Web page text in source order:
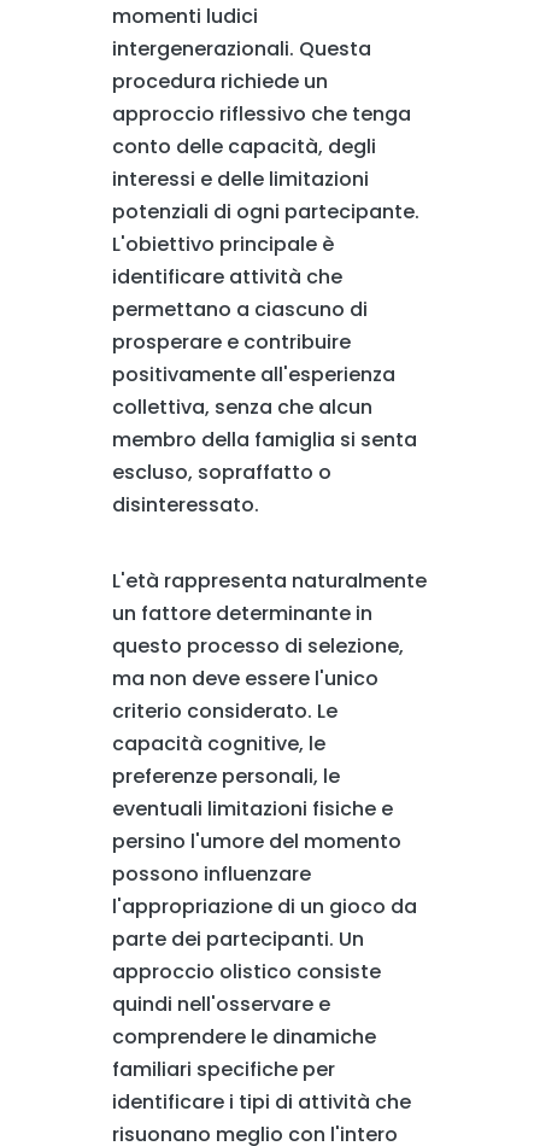
momenti ludici
intergenerazionali. Questa
procedura richiede un
approccio riflessivo che tenga
conto delle capacità, degli
interessi e delle limitazioni
potenziali di ogni partecipante.
L'obiettivo principale è
identificare attività che
permettano a ciascuno di
prosperare e contribuire
positivamente all'esperienza
collettiva, senza che alcun
membro della famiglia si senta
escluso, sopraffatto o
disinteressato.
L'età rappresenta naturalmente
un fattore determinante in
questo processo di selezione,
ma non deve essere l'unico
criterio considerato. Le
capacità cognitive, le
preferenze personali, le
eventuali limitazioni fisiche e
persino l'umore del momento
possono influenzare
l'appropriazione di un gioco da
parte dei partecipanti. Un
approccio olistico consiste
quindi nell'osservare e
comprendere le dinamiche
familiari specifiche per
identificare i tipi di attività che
risuonano meglio con l'intero